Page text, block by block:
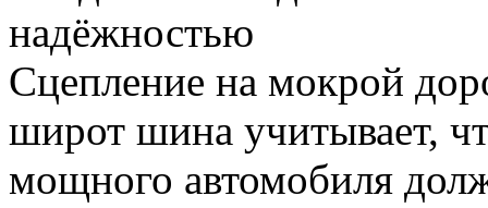
надёжностью
Сцепление на мокрой
широт шина учитывает,
мощного автомобиля